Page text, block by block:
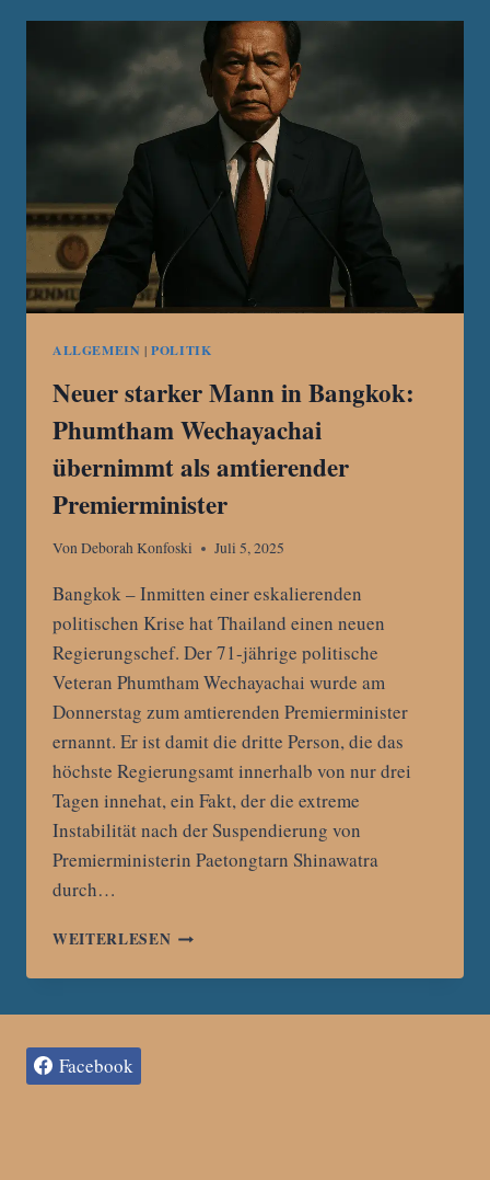
ZIVILISTEN
FLIEHEN
NACH
ANGRIFF
ÜBER
THAILÄNDISCHE
GRENZE
ALLGEMEIN |POLITIK
Neuer starker Mann in Bangkok:
Phumtham Wechayachai
übernimmt als amtierender
Premierminister
VonDeborah Konfoski Juli 5, 2025
Bangkok – Inmitten einer eskalierenden
politischen Krise hat Thailand einen neuen
Regierungschef. Der 71-jährige politische
Veteran Phumtham Wechayachai wurde am
Donnerstag zum amtierenden Premierminister
ernannt. Er ist damit die dritte Person, die das
höchste Regierungsamt innerhalb von nur drei
Tagen innehat, ein Fakt, der die extreme
Instabilität nach der Suspendierung von
Premierministerin Paetongtarn Shinawatra
durch…
WEITERLESENNEUER
MANN
Facebook